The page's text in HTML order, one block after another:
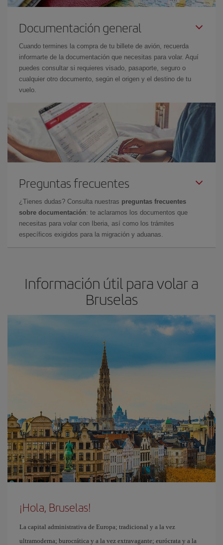
Documentación general
Cuando termines la compra de tu billete de avión, recuerda
informarte de la documentación que necesitas para volar. Aquí
puedes consultar si requieres visado, pasaporte, seguro o
cualquier otro documento, según el origen y el destino de tu
vuelo.
Preguntas frecuentes
¿Tienes dudas? Consulta nuestras preguntas frecuentes
sobre documentación: te aclaramos los documentos que
necesitas para volar con Iberia, así como los trámites
específicos exigidos para la migración y aduanas.
Información útil para volar a
Bruselas
¡Hola, Bruselas!
La capital administrativa de Europa; tradicional y a la vez
ultramoderna; burocrática y a la vez extravagante; eurócrata y a la